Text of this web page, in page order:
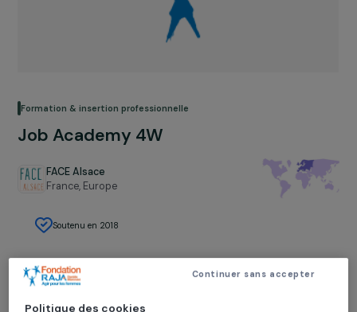
Job Academy 4W
FACE Alsace
Soutenu en 2018